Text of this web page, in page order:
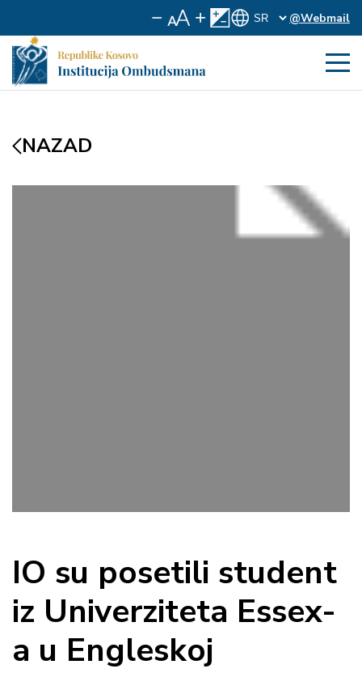
@Webmail
NAZAD
IO su posetili student
iz Univerziteta Essex-
a u Engleskoj